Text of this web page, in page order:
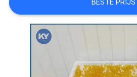
OFFERTE
SITEMAP
BESTE PRIJS